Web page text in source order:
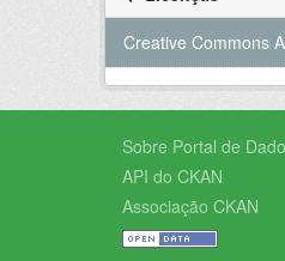
Creative Commons
Sobre Portal de
API do CKAN
Associação CKAN